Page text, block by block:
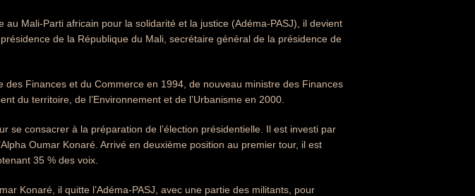
au Mali-Parti africain pour la solidarité et la justice (Adéma-PASJ), il devient
de la République du Mali, secrétaire général de la présidence de
Finances et du Commerce en 1994, de nouveau ministre des Finances
du territoire, de l’Environnement et de l’Urbanisme en 2000.
se consacrer à la préparation de l’élection présidentielle. Il est investi par
Oumar Konaré. Arrivé en deuxième position au premier tour, il est
35 % des voix.
Konaré, il quitte l’Adéma-PASJ, avec une partie des militants, pour